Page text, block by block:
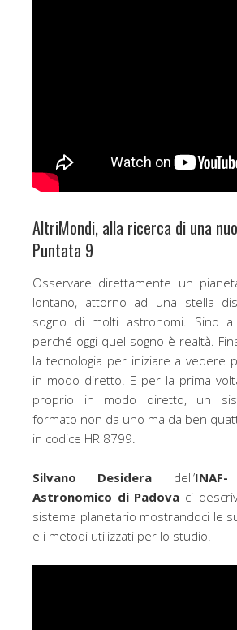
AltriMondi, alla ricerca di una
Puntata 9
Osservare direttamente un
lontano, attorno ad una stella
sogno di molti astronomi. Sino
perché oggi quel sogno è realtà.
la tecnologia per iniziare a vedere
in modo diretto. E per la prima
proprio in modo diretto, un
formato non da uno ma da ben
in codice HR 8799.
Silvano Desidera dell’
Astronomico di Padova ci
sistema planetario mostrandoci le
e i metodi utilizzati per lo studio.